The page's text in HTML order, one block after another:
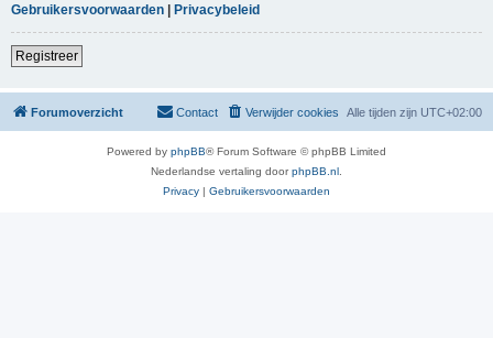
Gebruikersvoorwaarden | Privacybeleid
Registreer
Forumoverzicht Alle tijden zijn UTC+02:00
Verwijder cookies
Contact
Powered by phpBB® Forum Software © phpBB Limited
Nederlandse vertaling doorphpBB.nl
Privacy | Gebruikersvoorwaarden